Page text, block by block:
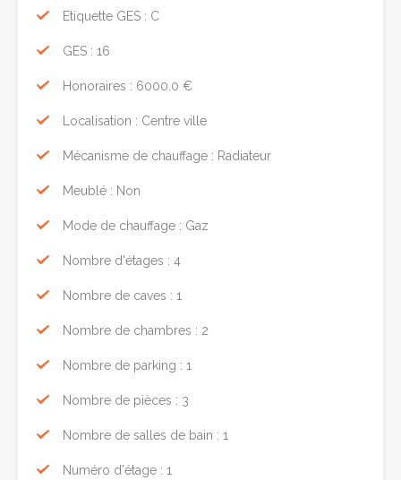
Etiquette GES : C
GES : 16
Honoraires : 6000.0 €
Localisation : Centre ville
Mécanisme de chauffage : Radiateur
Meublé : Non
Mode de chauffage : Gaz
Nombre d'étages : 4
Nombre de caves : 1
Nombre de chambres : 2
Nombre de parking : 1
Nombre de pièces : 3
Nombre de salles de bain : 1
Numéro d'étage : 1